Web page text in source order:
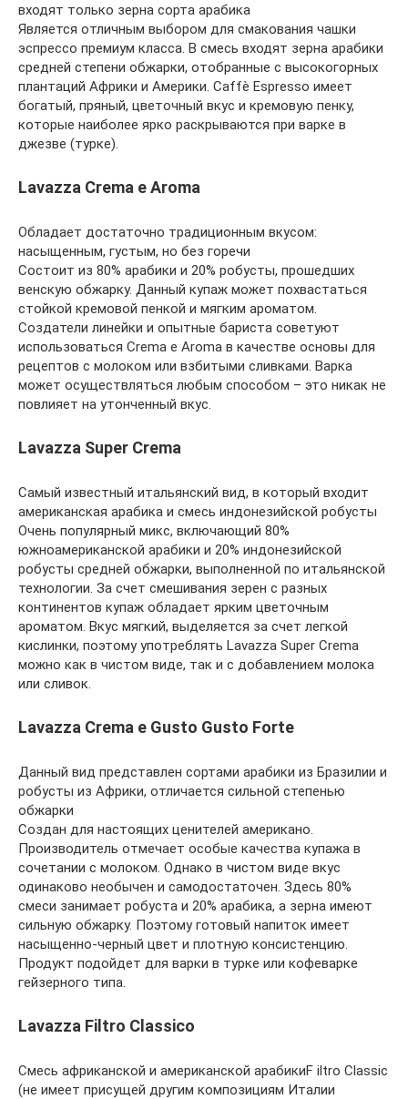
входят только зерна сорта арабика
Является отличным выбором для смакования чашки
эспрессо премиум класса. В смесь входят зерна арабики
средней степени обжарки, отобранные с высокогорных
плантаций Африки и Америки. Caffè Espresso имеет
богатый, пряный, цветочный вкус и кремовую пенку,
которые наиболее ярко раскрываются при варке в
джезве (турке).
Lavazza Crema e Aroma
Обладает достаточно традиционным вкусом:
насыщенным, густым, но без горечи
Состоит из 80% арабики и 20% робусты, прошедших
венскую обжарку. Данный купаж может похвастаться
стойкой кремовой пенкой и мягким ароматом.
Создатели линейки и опытные бариста советуют
использоваться Crema е Aroma в качестве основы для
рецептов с молоком или взбитыми сливками. Варка
может осуществляться любым способом – это никак не
повлияет на утонченный вкус.
Lavazza Super Crema
Самый известный итальянский вид, в который входит
американская арабика и смесь индонезийской робусты
Очень популярный микс, включающий 80%
южноамериканской арабики и 20% индонезийской
робусты средней обжарки, выполненной по итальянской
технологии. За счет смешивания зерен с разных
континентов купаж обладает ярким цветочным
ароматом. Вкус мягкий, выделяется за счет легкой
кислинки, поэтому употреблять Lavazza Super Crema
можно как в чистом виде, так и с добавлением молока
или сливок.
Lavazza Crema e Gusto Gusto Forte
Данный вид представлен сортами арабики из Бразилии и
робусты из Африки, отличается сильной степенью
обжарки
Создан для настоящих ценителей американо.
Производитель отмечает особые качества купажа в
сочетании с молоком. Однако в чистом виде вкус
одинаково необычен и самодостаточен. Здесь 80%
смеси занимает робуста и 20% арабика, а зерна имеют
сильную обжарку. Поэтому готовый напиток имеет
насыщенно-черный цвет и плотную консистенцию.
Продукт подойдет для варки в турке или кофеварке
гейзерного типа.
Lavazza Filtro Classico
Смесь африканской и американской арабикиF iltro Classic
(не имеет присущей другим композициям Италии